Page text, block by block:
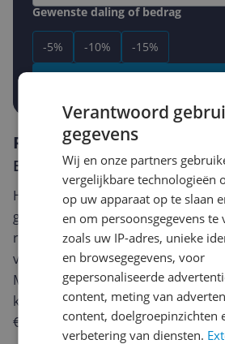
Gewenste daling of bedrag
-5% -10% -15%
Reviews
Er zijn nog geen reviews
Heb jij dit product in bezit en wil je
geven? Start dan hieronder met
review. Afhankelijk van de details
van een review gemiddeld tussen
Met jouw mening help je andere
keuze te maken én maak je iedere
€250,-!
Klik hier voor de
Verantwoord
gegevens
Wij en onze partners
vergelijkbare technologieën
op uw apparaat op te slaan
en om persoonsgegevens te
zoals uw IP-adres, unieke
en browsegegevens, voor
gepersonaliseerde
content, meting van
content, doelgroepinzichten
verbetering van diensten.